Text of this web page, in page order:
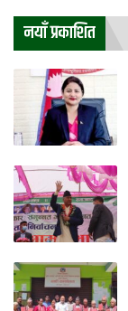
नयाँ प्रकाशित